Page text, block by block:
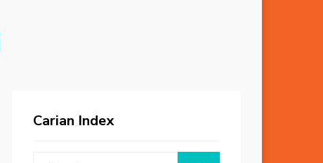
Carian Index